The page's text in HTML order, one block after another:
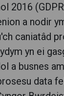
2016
a nodir
caniatâd
yn ei
a busnes
data